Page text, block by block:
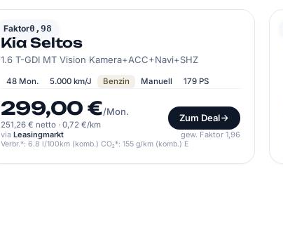
Faktor0,98
KIA
Kia Seltos
1.6 T-GDI MT Vision Kamera+ACC+Navi+SHZ
48 Mon. 5.000 km/J Benzin Manuell 179 PS
299,00 €/Mon.
251,26 € netto · 0,72 €/km
Zum Deal
via Leasingmarkt gew. Faktor 1,96
Verbr.*: 6.8 l/100km (komb.) CO₂*: 155 g/km (komb.) E